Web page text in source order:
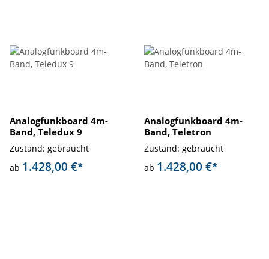
Analogfunkboard 4m-
Band, Teledux 9
Zustand: gebraucht
ab 1.428,00 €*
Analogfunkboard 4m-
Band, Teletron
Zustand: gebraucht
ab 1.428,00 €*